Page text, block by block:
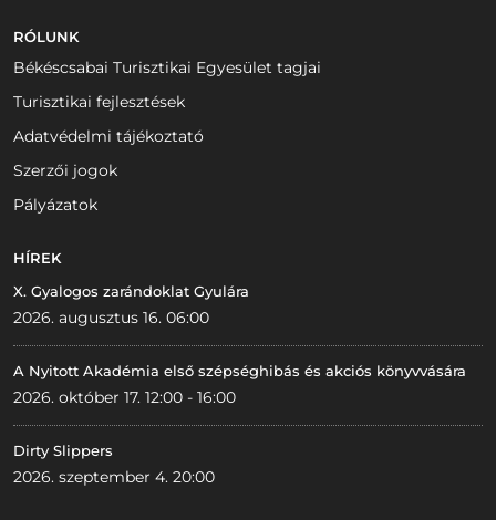
RÓLUNK
Békéscsabai Turisztikai Egyesület tagjai
Turisztikai fejlesztések
Adatvédelmi tájékoztató
Szerzői jogok
Pályázatok
HÍREK
X. Gyalogos zarándoklat Gyulára
2026. augusztus 16. 06:00
A Nyitott Akadémia első szépséghibás és akciós könyvvására
2026. október 17. 12:00 - 16:00
Dirty Slippers
2026. szeptember 4. 20:00